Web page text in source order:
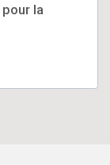
la